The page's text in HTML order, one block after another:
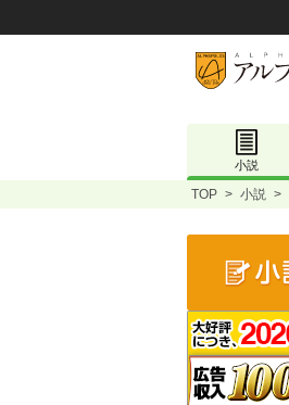
小説
TOP > 小説 >